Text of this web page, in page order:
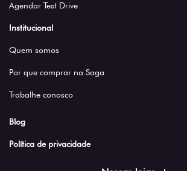
Agendar Test Drive
Institucional
Quem somos
Por que comprar na Saga
Trabalhe conosco
Blog
Política de privacidade